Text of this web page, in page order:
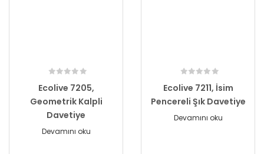
Ecolive 7205,
Geometrik Kalpli
Davetiye
Devamını oku
Ecolive 7211, İsim
Pencereli Şık Davetiye
Devamını oku